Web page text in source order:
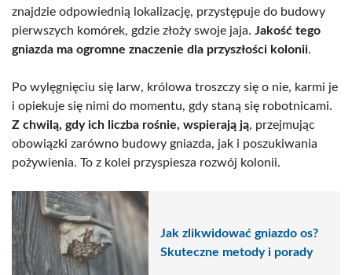
znajdzie odpowiednią lokalizację, przystępuje do budowy
pierwszych komórek, gdzie złoży swoje jaja. Jakość tego
gniazda ma ogromne znaczenie dla przyszłości kolonii.
Po wylęgnięciu się larw, królowa troszczy się o nie, karmi je
i opiekuje się nimi do momentu, gdy staną się robotnicami.
Z chwilą, gdy ich liczba rośnie, wspierają ją, przejmując
obowiązki zarówno budowy gniazda, jak i poszukiwania
pożywienia. To z kolei przyspiesza rozwój kolonii.
Jak zlikwidować gniazdo os?
Skuteczne metody i porady